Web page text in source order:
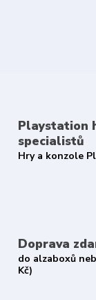
Playstation
specialistů
Hry a konzole
Doprava
do alzaboxů
Kč)